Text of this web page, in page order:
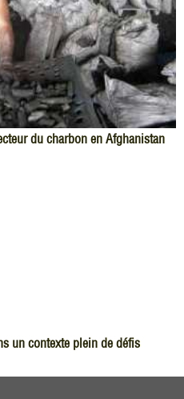
du charbon en Afghanistan
un contexte plein de défis